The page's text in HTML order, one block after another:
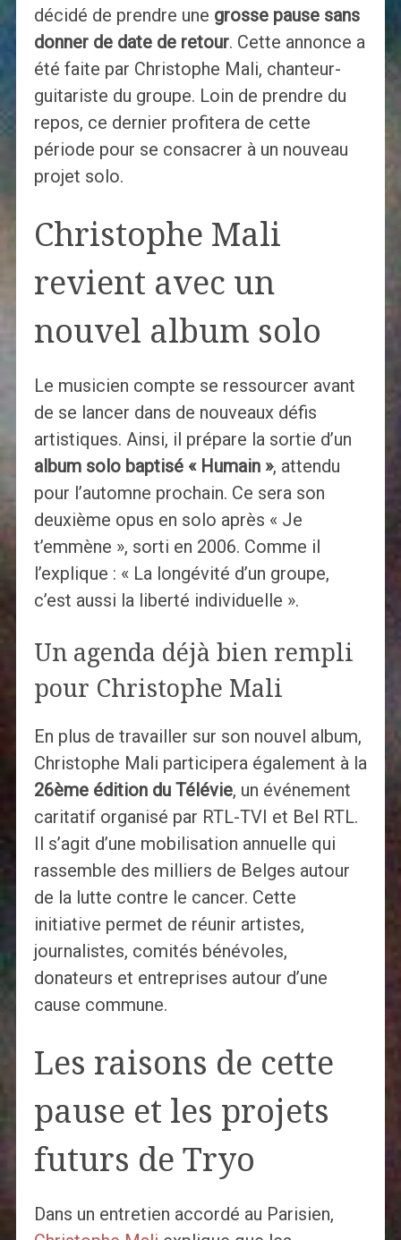
décidé de prendre une grosse pause sans
donner de date de retour. Cette annonce a
été faite par Christophe Mali, chanteur-
guitariste du groupe. Loin de prendre du
repos, ce dernier profitera de cette
période pour se consacrer à un nouveau
projet solo.
Christophe Mali
revient avec un
nouvel album solo
Le musicien compte se ressourcer avant
de se lancer dans de nouveaux défis
artistiques. Ainsi, il prépare la sortie d’un
album solo baptisé « Humain », attendu
pour l’automne prochain. Ce sera son
deuxième opus en solo après « Je
t’emmène », sorti en 2006. Comme il
l’explique : « La longévité d’un groupe,
c’est aussi la liberté individuelle ».
Un agenda déjà bien rempli
pour Christophe Mali
En plus de travailler sur son nouvel album,
Christophe Mali participera également à la
26ème édition du Télévie, un événement
caritatif organisé par RTL-TVI et Bel RTL.
Il s’agit d’une mobilisation annuelle qui
rassemble des milliers de Belges autour
de la lutte contre le cancer. Cette
initiative permet de réunir artistes,
journalistes, comités bénévoles,
donateurs et entreprises autour d’une
cause commune.
Les raisons de cette
pause et les projets
futurs de Tryo
Dans un entretien accordé au Parisien,